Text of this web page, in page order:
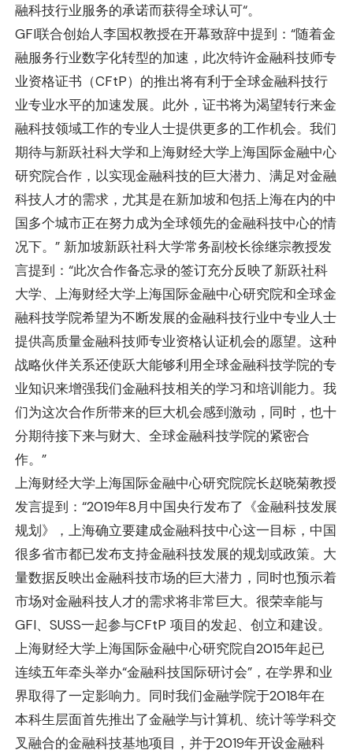
融科技行业服务的承诺而获得全球认可“。
GFI联合创始人李国权教授在开幕致辞中提到：“随着金
融服务行业数字化转型的加速，此次特许金融科技师专
业资格证书（CFtP）的推出将有利于全球金融科技行
业专业水平的加速发展。此外，证书将为渴望转行来金
融科技领域工作的专业人士提供更多的工作机会。我们
期待与新跃社科大学和上海财经大学上海国际金融中心
研究院合作，以实现金融科技的巨大潜力、满足对金融
科技人才的需求，尤其是在新加坡和包括上海在内的中
国多个城市正在努力成为全球领先的金融科技中心的情
况下。” 新加坡新跃社科大学常务副校长徐继宗教授发
言提到：“此次合作备忘录的签订充分反映了新跃社科
大学、上海财经大学上海国际金融中心研究院和全球金
融科技学院希望为不断发展的金融科技行业中专业人士
提供高质量金融科技师专业资格认证机会的愿望。这种
战略伙伴关系还使跃大能够利用全球金融科技学院的专
业知识来增强我们金融科技相关的学习和培训能力。我
们为这次合作所带来的巨大机会感到激动，同时，也十
分期待接下来与财大、全球金融科技学院的紧密合
作。”
上海财经大学上海国际金融中心研究院院长赵晓菊教授
发言提到：“2019年8月中国央行发布了《金融科技发展
规划》，上海确立要建成金融科技中心这一目标，中国
很多省市都已发布支持金融科技发展的规划或政策。大
量数据反映出金融科技市场的巨大潜力，同时也预示着
市场对金融科技人才的需求将非常巨大。很荣幸能与
GFI、SUSS一起参与CFtP 项目的发起、创立和建设。
上海财经大学上海国际金融中心研究院自2015年起已
连续五年牵头举办“金融科技国际研讨会”，在学界和业
界取得了一定影响力。同时我们金融学院于2018年在
本科生层面首先推出了金融学与计算机、统计等学科交
叉融合的金融科技基地项目，并于2019年开设金融科